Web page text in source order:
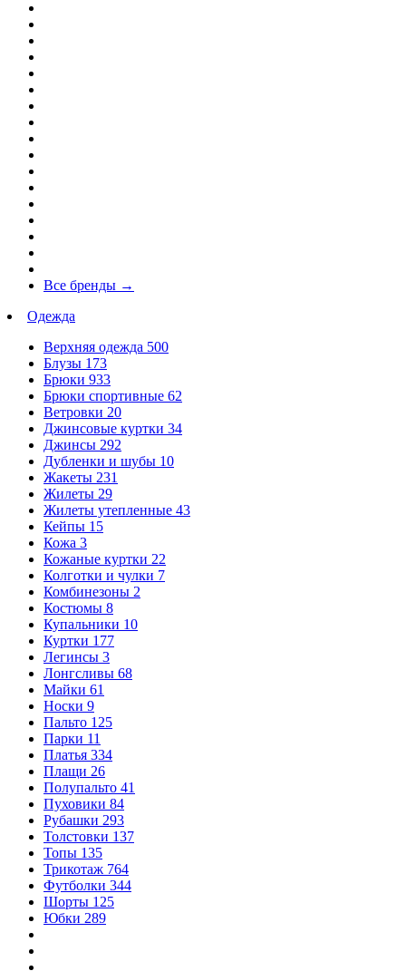
Все бренды →
Одежда
Верхняя одежда 500
Блузы 173
Брюки 933
Брюки спортивные 62
Ветровки 20
Джинсовые куртки 34
Джинсы 292
Дубленки и шубы 10
Жакеты 231
Жилеты 29
Жилеты утепленные 43
Кейпы 15
Кожа 3
Кожаные куртки 22
Колготки и чулки 7
Комбинезоны 2
Костюмы 8
Купальники 10
Куртки 177
Легинсы 3
Лонгсливы 68
Майки 61
Носки 9
Пальто 125
Парки 11
Платья 334
Плащи 26
Полупальто 41
Пуховики 84
Рубашки 293
Толстовки 137
Топы 135
Трикотаж 764
Футболки 344
Шорты 125
Юбки 289